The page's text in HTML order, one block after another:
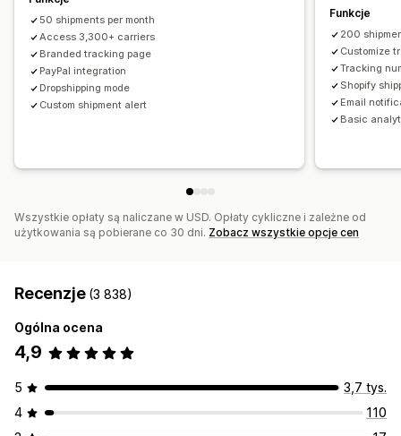
Tłumaczenie Niestandardowe powiadomienia
Automatyzacje
Aktualizacje zamówienia
50 shipments per month
Access 3,300+ carriers
Branded tracking page
PayPal integration
Dropshipping mode
Custom shipment alert
Funkcje
200
Customize
Tracking
Shopify
Email
Basic
Wszystkie opłaty są naliczane w USD. Opłaty cykliczne i zależne od
użytkowania są pobierane co 30 dni. Zobacz wszystkie opcje cen
Recenzje (3 838)
Ogólna ocena
4,9
5
3,7 tys.
4
110